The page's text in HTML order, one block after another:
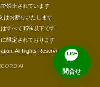
禁止されています
はお断りいたします
すべて15%以下です
限定されております
All Rights Reserved.
AI
LINE
問合せ